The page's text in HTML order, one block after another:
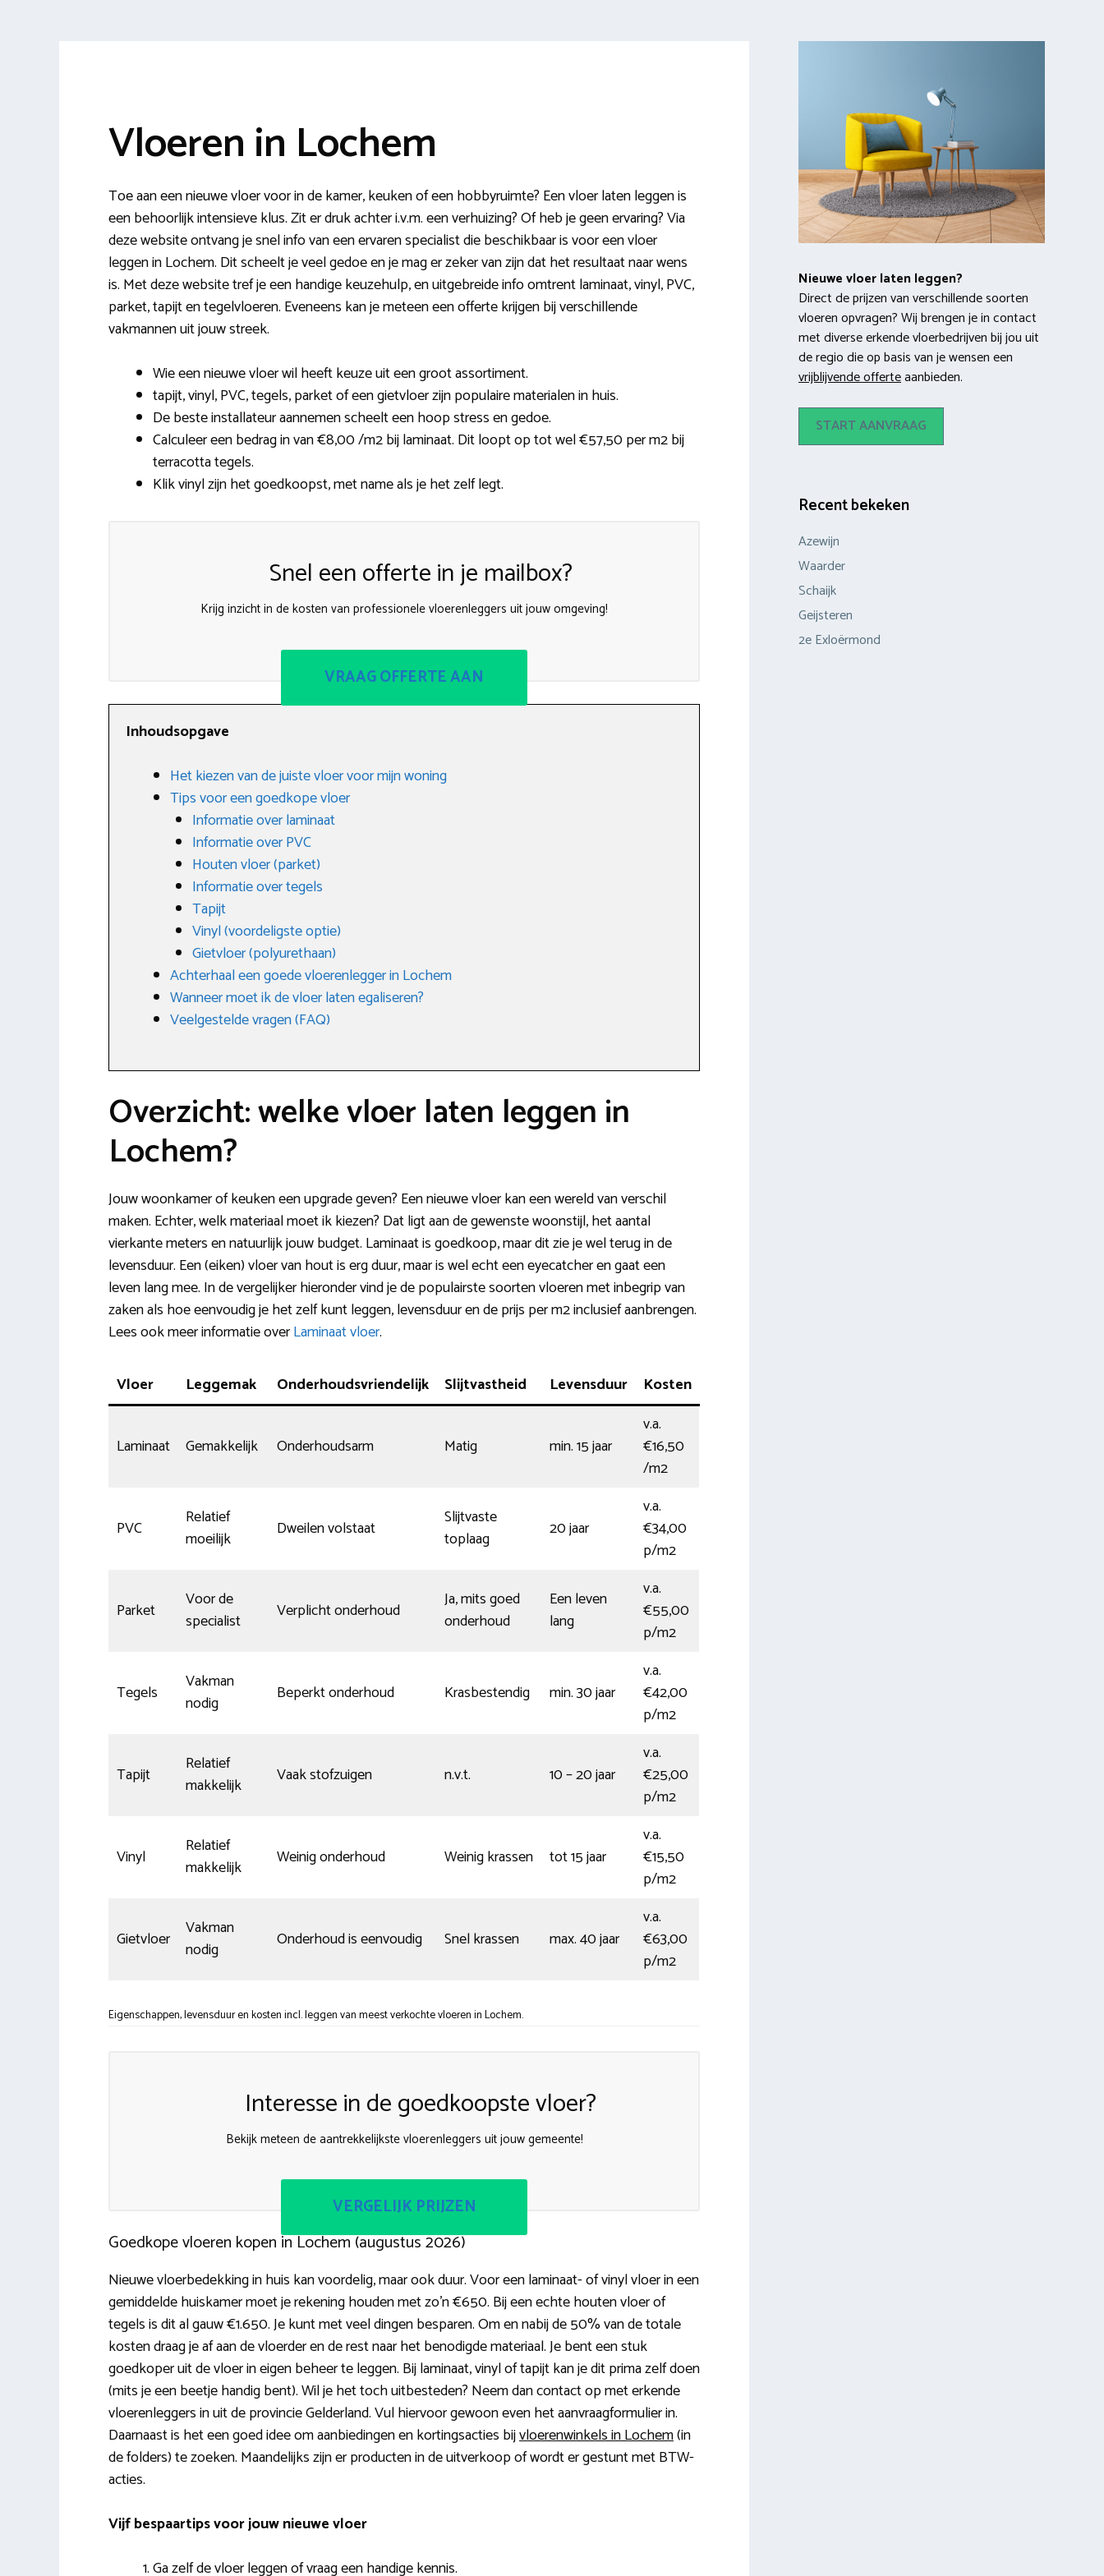
Vloeren in Lochem
Toe aan een nieuwe vloer voor in de kamer, keuken of een hobbyruimte? Een vloer laten leggen is
een behoorlijk intensieve klus. Zit er druk achter i.v.m. een verhuizing? Of heb je geen ervaring? Via
deze website ontvang je snel info van een ervaren specialist die beschikbaar is voor een vloer
leggen in Lochem. Dit scheelt je veel gedoe en je mag er zeker van zijn dat het resultaat naar wens
is. Met deze website tref je een handige keuzehulp, en uitgebreide info omtrent laminaat, vinyl, PVC,
parket, tapijt en tegelvloeren. Eveneens kan je meteen een offerte krijgen bij verschillende
vakmannen uit jouw streek.
Wie een nieuwe vloer wil heeft keuze uit een groot assortiment.
tapijt, vinyl, PVC, tegels, parket of een gietvloer zijn populaire materialen in huis.
De beste installateur aannemen scheelt een hoop stress en gedoe.
Calculeer een bedrag in van €8,00 /m2 bij laminaat. Dit loopt op tot wel €57,50 per m2 bij
terracotta tegels.
Klik vinyl zijn het goedkoopst, met name als je het zelf legt.
Snel een offerte in je mailbox?
Krijg inzicht in de kosten van professionele vloerenleggers uit jouw omgeving!
VRAAG OFFERTE AAN
Inhoudsopgave
Het kiezen van de juiste vloer voor mijn woning
Tips voor een goedkope vloer
Informatie over laminaat
Informatie over PVC
Houten vloer (parket)
Informatie over tegels
Tapijt
Vinyl (voordeligste optie)
Gietvloer (polyurethaan)
Achterhaal een goede vloerenlegger in Lochem
Wanneer moet ik de vloer laten egaliseren?
Veelgestelde vragen (FAQ)
Overzicht: welke vloer laten leggen in
Lochem?
Jouw woonkamer of keuken een upgrade geven? Een nieuwe vloer kan een wereld van verschil
maken. Echter, welk materiaal moet ik kiezen? Dat ligt aan de gewenste woonstijl, het aantal
vierkante meters en natuurlijk jouw budget. Laminaat is goedkoop, maar dit zie je wel terug in de
levensduur. Een (eiken) vloer van hout is erg duur, maar is wel echt een eyecatcher en gaat een
leven lang mee. In de vergelijker hieronder vind je de populairste soorten vloeren met inbegrip van
zaken als hoe eenvoudig je het zelf kunt leggen, levensduur en de prijs per m2 inclusief aanbrengen.
Lees ook meer informatie overLaminaat vloer.
Vloer Leggemak Onderhoudsvriendelijk Slijtvastheid Levensduur Kosten
Laminaat Gemakkelijk Onderhoudsarm Matig min. 15 jaar
v.a.
€16,50
/m2
PVC
Relatief
moeilijk
Dweilen volstaat
Slijtvaste
toplaag
20 jaar
v.a.
€34,00
p/m2
Parket
Voor de
specialist
Verplicht onderhoud
Ja, mits goed
onderhoud
Een leven
lang
v.a.
€55,00
p/m2
Tegels
Vakman
nodig
Beperkt onderhoud Krasbestendig min. 30 jaar
v.a.
€42,00
p/m2
Tapijt
Relatief
makkelijk
Vaak stofzuigen n.v.t. 10 – 20 jaar
v.a.
€25,00
p/m2
Vinyl
Relatief
makkelijk
Weinig onderhoud Weinig krassen tot 15 jaar
v.a.
€15,50
p/m2
Gietvloer
Vakman
nodig
Onderhoud is eenvoudig Snel krassen max. 40 jaar
v.a.
€63,00
p/m2
Eigenschappen, levensduur en kosten incl. leggen van meest verkochte vloeren in Lochem.
Interesse in de goedkoopste vloer?
Bekijk meteen de aantrekkelijkste vloerenleggers uit jouw gemeente!
VERGELIJK PRIJZEN
Goedkope vloeren kopen in Lochem (augustus 2026)
Nieuwe vloerbedekking in huis kan voordelig, maar ook duur. Voor een laminaat- of vinyl vloer in een
gemiddelde huiskamer moet je rekening houden met zo’n €650. Bij een echte houten vloer of
tegels is dit al gauw €1.650. Je kunt met veel dingen besparen. Om en nabij de 50% van de totale
kosten draag je af aan de vloerder en de rest naar het benodigde materiaal. Je bent een stuk
goedkoper uit de vloer in eigen beheer te leggen. Bij laminaat, vinyl of tapijt kan je dit prima zelf doen
(mits je een beetje handig bent). Wil je het toch uitbesteden? Neem dan contact op met erkende
vloerenleggers in uit de provincie Gelderland. Vul hiervoor gewoon even het aanvraagformulier in.
Daarnaast is het een goed idee om aanbiedingen en kortingsacties bijvloerenwinkels in Lochem(in
de folders) te zoeken. Maandelijks zijn er producten in de uitverkoop of wordt er gestunt met BTW-
acties.
Vijf bespaartips voor jouw nieuwe vloer
Ga zelf de vloer leggen of vraag een handige kennis.
Nieuwe vloer laten leggen?
Direct de prijzen van verschillende soorten
vloeren opvragen? Wij brengen je in contact
met diverse erkende vloerbedrijven bij jou uit
de regio die op basis van je wensen een
vrijblijvende offerteaanbieden.
START AANVRAAG
Recent bekeken
Azewijn
Waarder
Schaijk
Geijsteren
2e Exloërmond